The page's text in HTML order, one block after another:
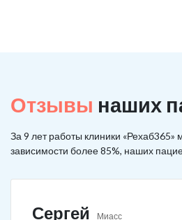
Отзывы наших
За 9 лет работы клиники «Рехаб365»
зависимости более 85%, наших
Сергей Миасс